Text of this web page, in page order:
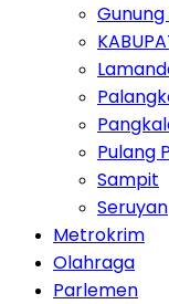
Gunung
Pulang
Sampit
Seruyan
Metrokrim
Olahraga
Parlemen